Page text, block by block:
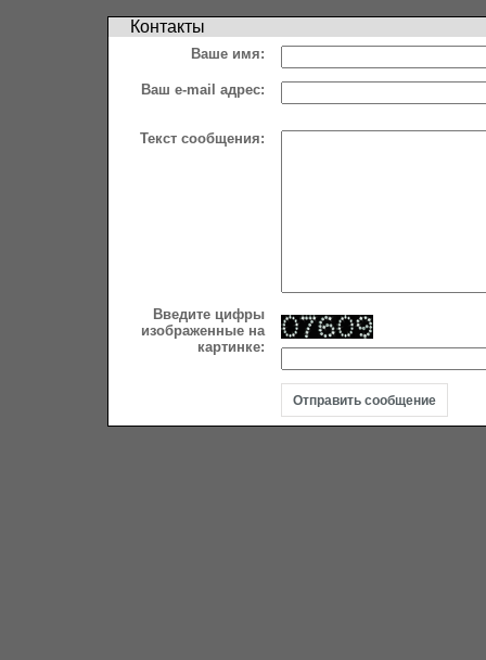
Контакты
Ваше имя:
Ваш e-mail адрес:
Текст сообщения:
Введите цифры
изображенные на
картинке: